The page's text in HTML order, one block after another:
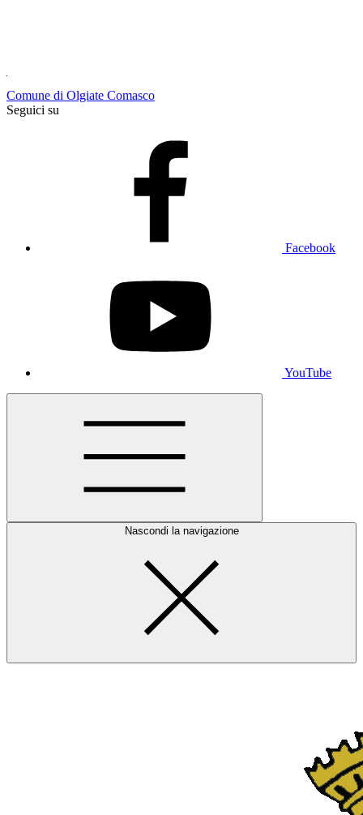
Comune di Olgiate Comasco
Seguici su
Facebook
YouTube
Nascondi la navigazione